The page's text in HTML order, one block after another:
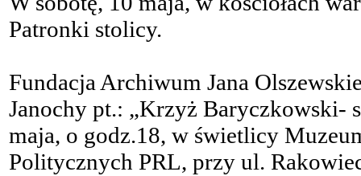
Patronki stolicy.
Fundacja Archiwum Jana
Janochy pt.: „Krzyż Baryczkowski-
maja, o godz.18, w świetlicy
Politycznych PRL, przy ul.